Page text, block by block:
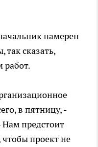
намерен
так сказать,
работ.
в пятницу, -
Нам предстоит
проект не